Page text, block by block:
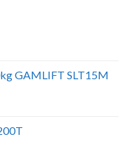
GAMLIFT SLT15M